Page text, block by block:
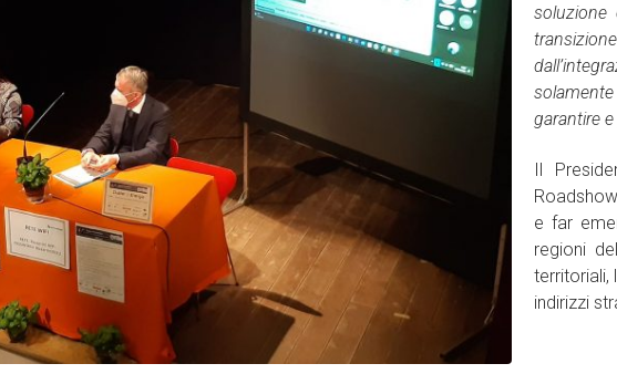
soluzione
garantire
Il
e far
regioni
territoriali,
indirizzi